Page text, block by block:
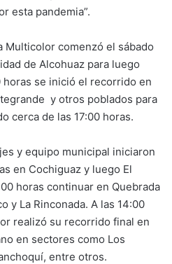
esta pandemia”.
Multicolor comenzó el sábado
de Alcohuaz para luego
horas se inició el recorrido en
y otros poblados para
cerca de las 17:00 horas.
y equipo municipal iniciaron
en Cochiguaz y luego El
horas continuar en Quebrada
y La Rinconada. A las 14:00
realizó su recorrido final en
en sectores como Los
entre otros.